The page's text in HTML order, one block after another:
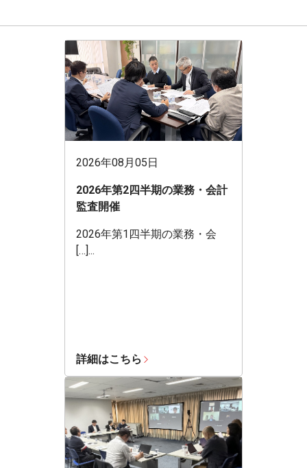
2026年08月05日
2026年第2四半期の業務・会計
監査開催
2026年第1四半期の業務・会
[…]...
詳細はこちら